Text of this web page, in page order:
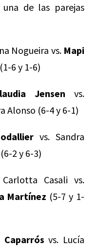
de las parejas
Nogueira vs. Mapi
(1-6 y 1-6)
Jensen vs.
Alonso (6-4 y 6-1)
vs. Sandra
2 y 6-3)
Casali vs.
Martínez (5-7 y 1-
vs. Lucía